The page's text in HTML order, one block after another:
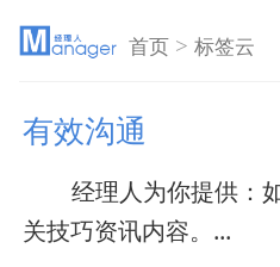
首页 >标签云
有效沟通
经理人为你提供：
关技巧资讯内容。...